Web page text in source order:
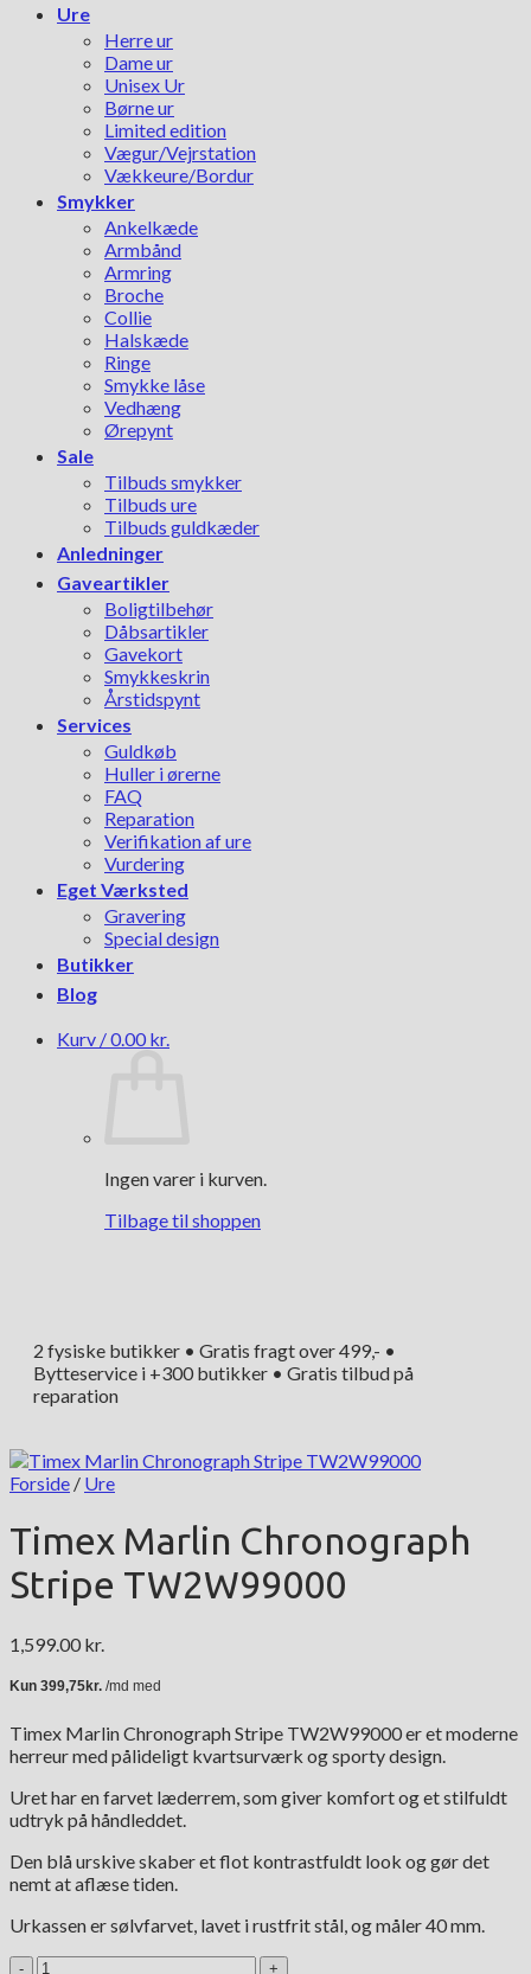
Ure
Herre ur
Dame ur
Unisex Ur
Børne ur
Limited edition
Vægur/Vejrstation
Vækkeure/Bordur
Smykker
Ankelkæde
Armbånd
Armring
Broche
Collie
Halskæde
Ringe
Smykke låse
Vedhæng
Ørepynt
Sale
Tilbuds smykker
Tilbuds ure
Tilbuds guldkæder
Anledninger
Gaveartikler
Boligtilbehør
Dåbsartikler
Gavekort
Smykkeskrin
Årstidspynt
Services
Guldkøb
Huller i ørerne
FAQ
Reparation
Verifikation af ure
Vurdering
Eget Værksted
Gravering
Special design
Butikker
Blog
Kurv /0.00 kr.
Ingen varer i kurven.
Tilbage til shoppen
2 fysiske butikker • Gratis fragt over 499,- •
Bytteservice i +300 butikker • Gratis tilbud på
reparation
Forside / Ure
Timex Marlin Chronograph
Stripe TW2W99000
1,599.00 kr.
Timex Marlin Chronograph Stripe TW2W99000 er et moderne
herreur med pålideligt kvartsurværk og sporty design.
Uret har en farvet læderrem, som giver komfort og et stilfuldt
udtryk på håndleddet.
Den blå urskive skaber et flot kontrastfuldt look og gør det
nemt at aflæse tiden.
Urkassen er sølvfarvet, lavet i rustfrit stål, og måler 40 mm.
Timex